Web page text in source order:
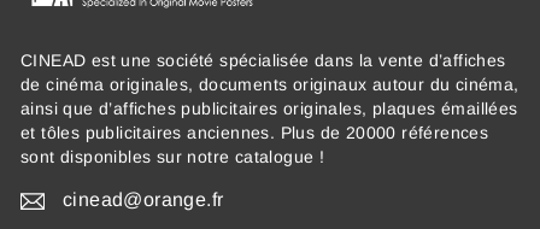
CINEAD est une société spécialisée dans la vente d’affiches
de cinéma originales, documents originaux autour du cinéma,
ainsi que d’affiches publicitaires originales, plaques émaillées
et tôles publicitaires anciennes. Plus de 20000 références
sont disponibles sur notre catalogue !
cinead@orange.fr